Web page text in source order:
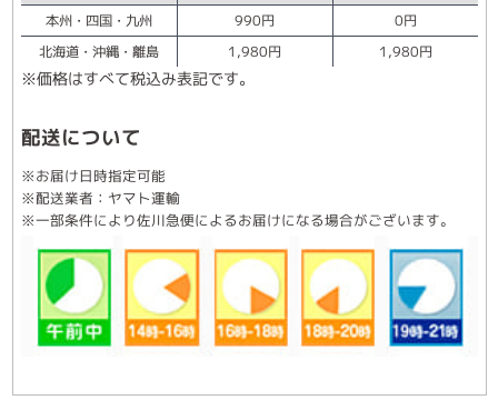
本州・四国・九州
990円
0円
北海道・沖縄・離島
1,980円 1,980円
※価格はすべて税込み表記です。
配送について
※お届け日時指定可能
※配送業者：ヤマト運輸
※一部条件により佐川急便によるお届けになる場合がございます。